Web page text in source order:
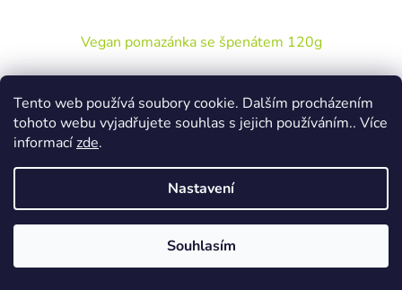
Tento web používá soubory cookie. Dalším procházením
tohoto webu vyjadřujete souhlas s jejich používáním.. Více
informacízde.
Nastavení
Souhlasím
Vegan pomazánka se špenátem 120g
Momentálně nedostupné
19,90 Kč